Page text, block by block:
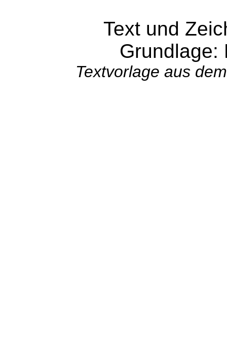
Text und
Textvorlage aus